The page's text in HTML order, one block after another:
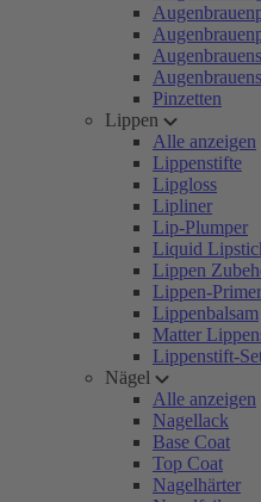
Pinzetten
Lippen
Alle anzeigen
Lippenstifte
Lipgloss
Lipliner
Lip-Plumper
Liquid
Lippen
Lippen-Primer
Lippenbalsam
Matter
Lippenstift-
Nägel
Alle anzeigen
Nagellack
Base Coat
Top Coat
Nagelhärter